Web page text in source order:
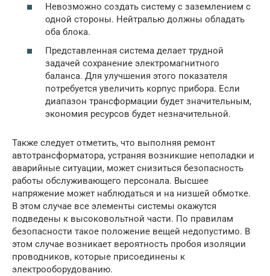
Невозможно создать систему с заземлением с
одной стороны. Нейтралью должны обладать
оба блока.
Представленная система делает трудной
задачей сохранение электромагнитного
баланса. Для улучшения этого показателя
потребуется увеличить корпус прибора. Если
диапазон трансформации будет значительным,
экономия ресурсов будет незначительной.
Также следует отметить, что выполняя ремонт
автотрансформатора, устраняя возникшие неполадки и
аварийные ситуации, может снизиться безопасность
работы обслуживающего персонала. Высшее
напряжение может наблюдаться и на низшей обмотке.
В этом случае все элементы системы окажутся
подведены к высоковольтной части. По правилам
безопасности такое положение вещей недопустимо. В
этом случае возникает вероятность пробоя изоляции
проводников, которые присоединены к
электрооборудованию.